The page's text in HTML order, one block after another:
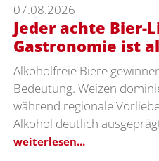
07.08.2026
Jeder achte Bier-
Gastronomie ist
Alkoholfreie Biere
Bedeutung. Weizen
während regionale
Alkohol deutlich
weiterlesen...